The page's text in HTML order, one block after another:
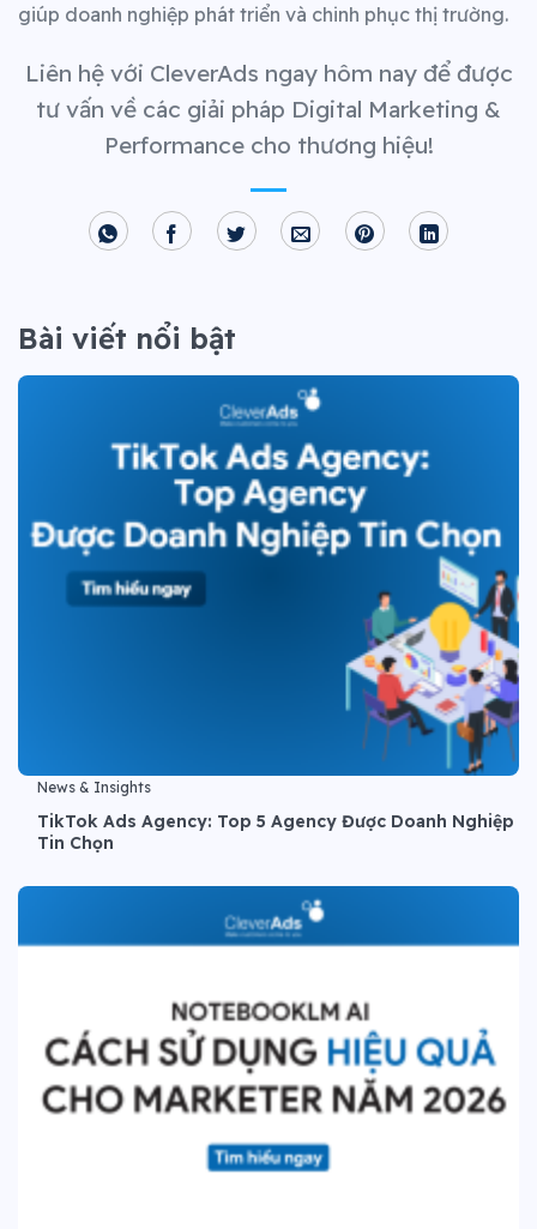
giúp doanh nghiệp phát triển và chinh phục thị trường.
Liên hệ với CleverAds ngay hôm nay để được
tư vấn về các giải pháp Digital Marketing &
Performance cho thương hiệu!
Bài viết nổi bật
News & Insights
TikTok Ads Agency: Top 5 Agency Được Doanh Nghiệp
Tin Chọn